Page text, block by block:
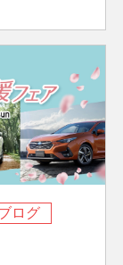
ログ